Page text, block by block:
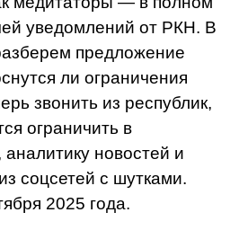
уведомлений от РКН. В
предложение
ли ограничения
звонить из республик,
ограничить в
новостей и
соцсетей с шутками.
2025 года.